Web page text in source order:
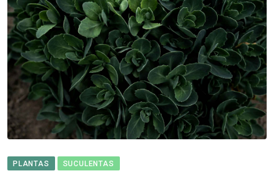
PLANTAS SUCULENTAS